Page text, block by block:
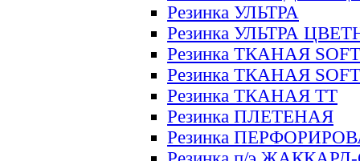
Резинка УЛЬТРА
Резинка УЛЬТРА
Резинка ТКАНАЯ SOFT
Резинка ТКАНАЯ
Резинка ТКАНАЯ ТТ
Резинка ПЛЕТЕНАЯ
Резинка